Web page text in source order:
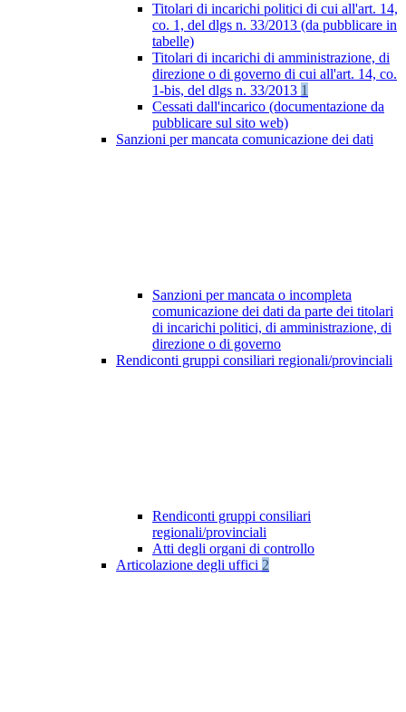
Titolari di incarichi politici di cui all'art. 14,
co. 1, del dlgs n. 33/2013 (da pubblicare in
tabelle)
Titolari di incarichi di amministrazione, di
direzione o di governo di cui all'art. 14, co.
1-bis, del dlgs n. 33/2013 1
Cessati dall'incarico (documentazione da
pubblicare sul sito web)
Sanzioni per mancata comunicazione dei dati
Sanzioni per mancata o incompleta
comunicazione dei dati da parte dei titolari
di incarichi politici, di amministrazione, di
direzione o di governo
Rendiconti gruppi consiliari regionali/provinciali
Rendiconti gruppi consiliari
regionali/provinciali
Atti degli organi di controllo
Articolazione degli uffici 2